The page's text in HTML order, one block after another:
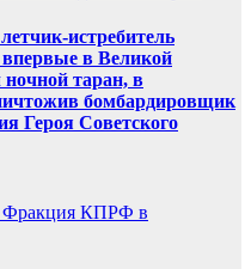
истребитель
в Великой
таран, в
бомбардировщик
Героя Советского
Фракция КПРФ в